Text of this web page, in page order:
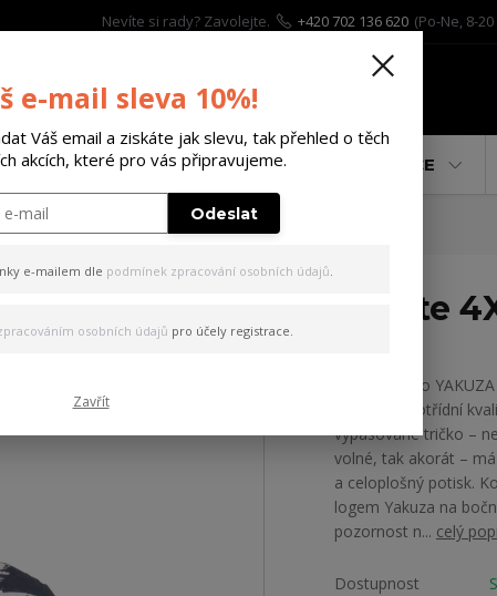
Nevíte si rady? Zavolejte. +420 702 136 620 (Po-Ne, 8-
DÁRKOVÉ POUKAZY % AKCE
T-Shirt white 4XL
Regular T-Shirt white
Pánské tričko
ukazuje prvotřídní
vypasované tričko –
volné, tak akorát –
a celoplošný potisk.
logem Yakuza na
pozornost n... celý
Dostupnost
e-mail sleva 10%!
Váš email a ziskáte jak slevu, tak přehled o těch
akcích, které pro vás připravujeme.
Odeslat
e-mailem dle podmínek zpracování osobních údajů.
osobních údajů pro účely registrace.
Zavřít